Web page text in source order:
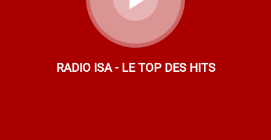
RADIO ISA - LE TOP DES HITS